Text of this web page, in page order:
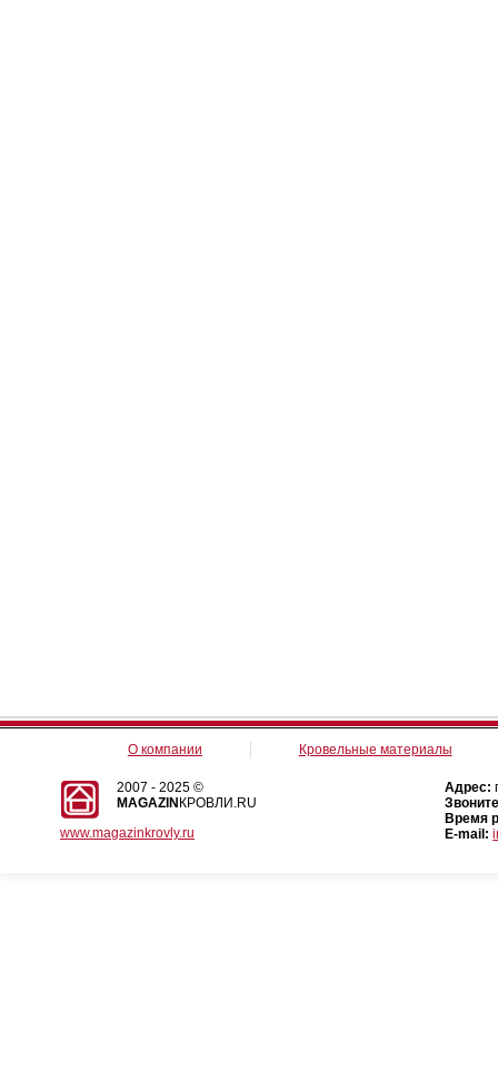
О компании Кровельные материалы
2007 - 2025 ©
MAGAZIN КРОВЛИ.RU
www.magazinkrovly.ru
Адрес:
Время
E-mail: